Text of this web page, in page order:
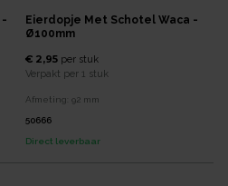
-
Eierdopje Met Schotel Waca -
Ø100mm
€ 2,95 per stuk
Verpakt per 1 stuk
Afmeting: 92 mm
50666
Direct leverbaar